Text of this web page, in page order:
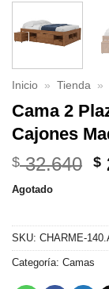
Inicio » Tienda »
Cama 2
Cajones
$32.640
$
$
Agotado
SKU: CHARME-
Categoría: Camas